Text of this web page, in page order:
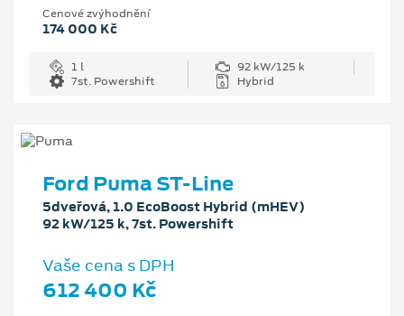
Cenové zvýhodnění
174 000 Kč
1 l
92 kW/125 k
7st. Powershift
Hybrid
Ford Puma ST-Line
5dveřová, 1.0 EcoBoost Hybrid (mHEV)
92 kW/125 k, 7st. Powershift
Vaše cena s DPH
612 400 Kč